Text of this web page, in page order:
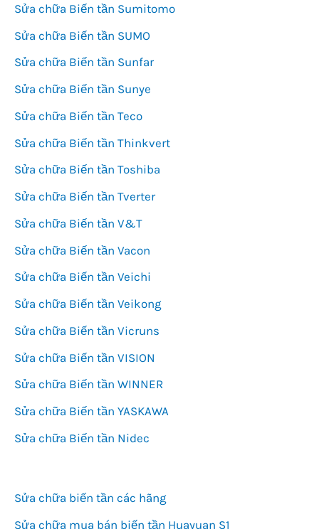
Sửa chữa Biến tần Sumitomo
Sửa chữa Biến tần SUMO
Sửa chữa Biến tần Sunfar
Sửa chữa Biến tần Sunye
Sửa chữa Biến tần Teco
Sửa chữa Biến tần Thinkvert
Sửa chữa Biến tần Toshiba
Sửa chữa Biến tần Tverter
Sửa chữa Biến tần V&T
Sửa chữa Biến tần Vacon
Sửa chữa Biến tần Veichi
Sửa chữa Biến tần Veikong
Sửa chữa Biến tần Vicruns
Sửa chữa Biến tần VISION
Sửa chữa Biến tần WINNER
Sửa chữa Biến tần YASKAWA
Sửa chữa Biến tần Nidec
Sửa chữa biến tần các hãng
Sửa chữa mua bán biến tần Huayuan S1